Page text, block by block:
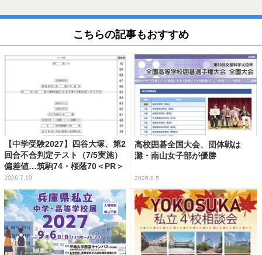
こちらの記事もおすすめ
【中学受験2027】四谷大塚、第2
回合不合判定テスト（7/5実施）
偏差値…筑駒74・桜蔭70＜PR＞
2026.7.10
高校囲碁全国大会、団体戦は
灘・南山女子部が優勝
2026.8.5